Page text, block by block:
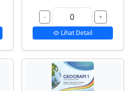
-
+
Lihat Detail